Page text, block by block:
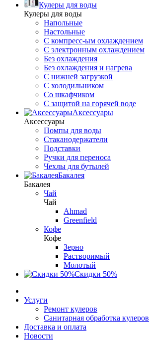
Кулеры для воды
Кулеры для воды
Напольные
Настольные
С компресс-ым охлаждением
С электронным охлаждением
Без охлаждения
Без охлаждения и нагрева
С нижней загрузкой
С холодильником
Со шкафчиком
С защитой на горячей воде
Аксессуары
Аксессуары
Помпы для воды
Стаканодержатели
Подставки
Ручки для переноса
Чехлы для бутылей
Бакалея
Бакалея
Чай
Чай
Ahmad
Greenfield
Кофе
Кофе
Зерно
Растворимый
Молотый
Скидки 50%
Услуги
Ремонт кулеров
Санитарная обработка кулеров
Доставка и оплата
Новости